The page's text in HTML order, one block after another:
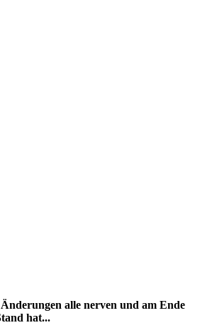
alle nerven und am Ende
hat...